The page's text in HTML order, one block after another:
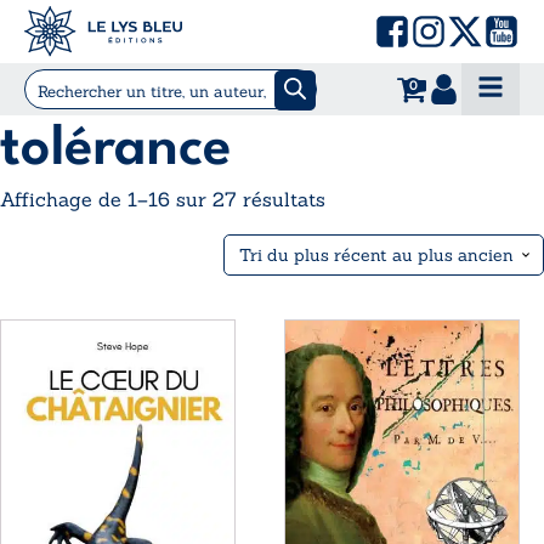
0
tolérance
Affichage de 1–16 sur 27 résultats
plus
au
plus
ancien
plusieurs
produit
a
plusieurs
variations.
Les
options